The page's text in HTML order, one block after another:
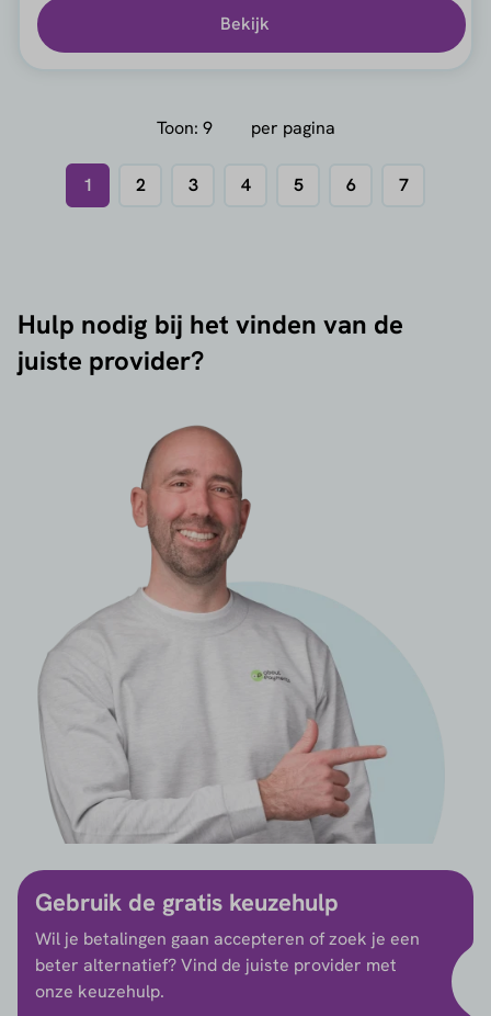
Bekijk
Toon: per pagina
1 2 3 4 5 6 7
Hulp nodig bij het vinden van de
juiste provider?
Gebruik de gratis keuzehulp
Wil je betalingen gaan accepteren of zoek je een
beter alternatief? Vind de juiste provider met
onze keuzehulp.